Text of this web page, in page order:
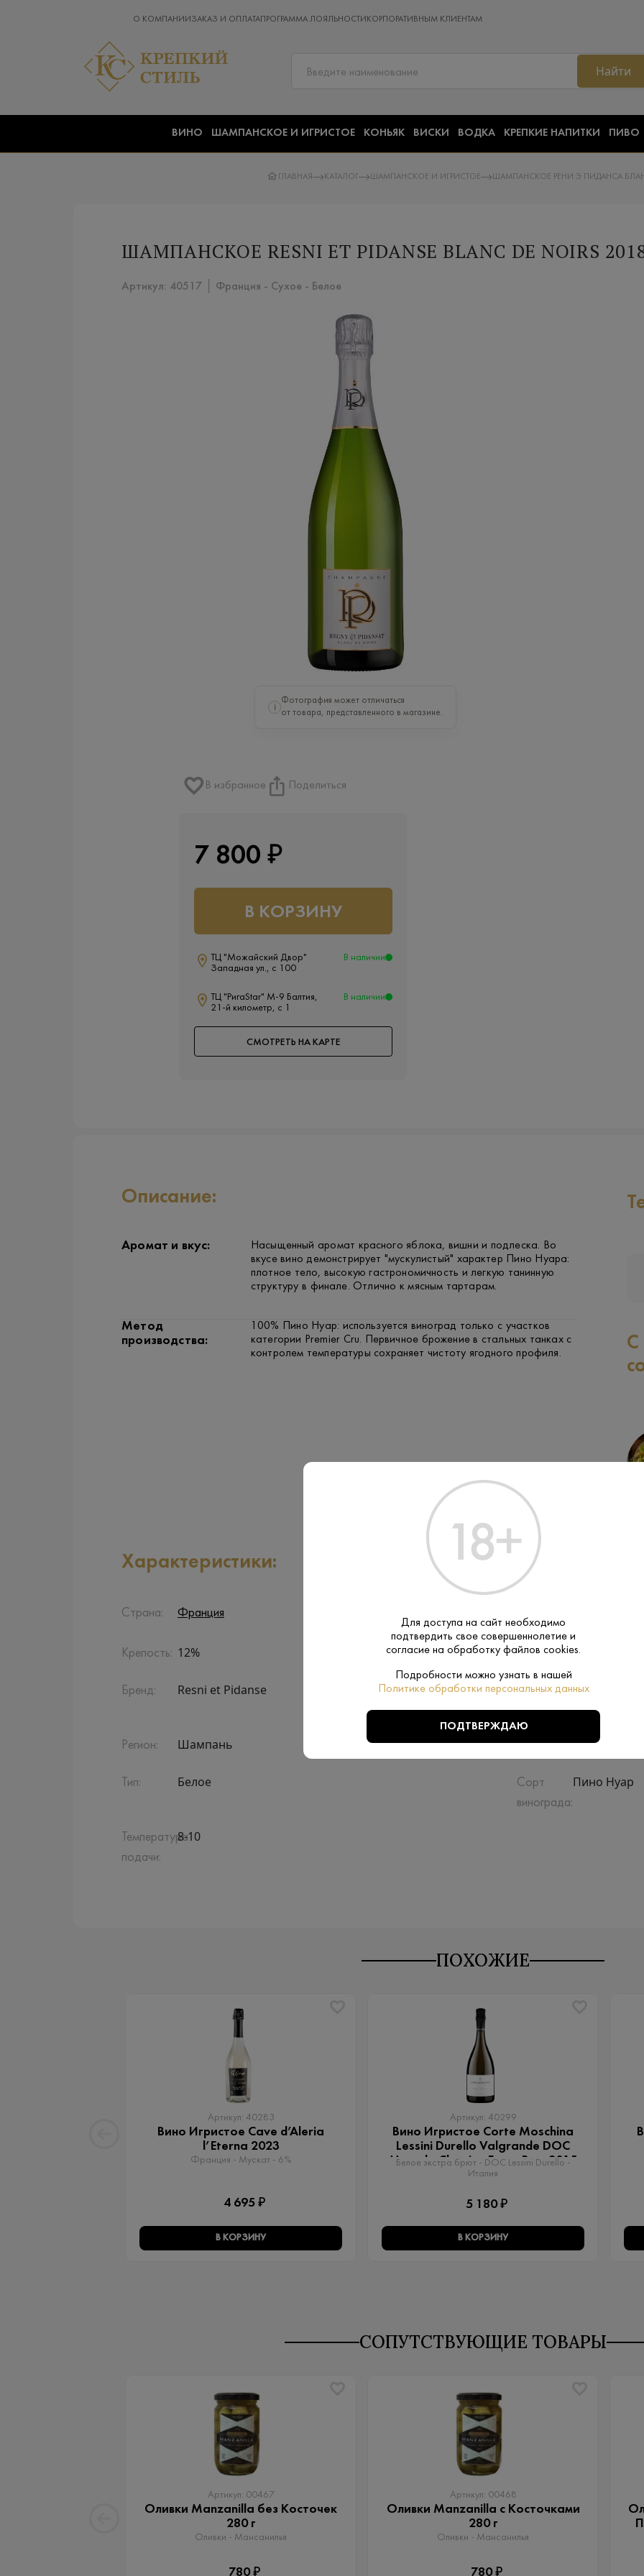
О КОМПАНИИ ЗАКАЗ И ОПЛАТАПРОГРАММА ЛОЯЛЬНОСТИ КОРПОРАТИВНЫМ КЛИЕНТАМ
Найти
ВИНО ШАМПАНСКОЕ И ИГРИСТОЕ КОНЬЯК ВИСКИ ВОДКА КРЕПКИЕ НАПИТКИ ПИВО
ГЛАВНАЯ КАТАЛОГ ШАМПАНСКОЕ И ИГРИСТОЕ ШАМПАНСКОЕ РЕНИ Э ПИДАНСА БЛАН
ШАМПАНСКОЕ RESNI ET PIDANSE BLANC DE NOIRS
Артикул: 40517 │ Франция - Сухое - Белое
i
Фотография может отличаться
от товара, представленного в магазине.
В избранное Поделиться
7 800 ₽
В КОРЗИНУ
ТЦ "Можайский Двор"
Западная ул., с 100
В наличии
ТЦ "РигаStar" М-9 Балтия,
21-й километр, с 1
В наличии
СМОТРЕТЬ НА КАРТЕ
Описание:
Аромат и вкус:
Насыщенный аромат красного яблока, вишни и подлеска. Во
вкусе вино демонстрирует "мускулистый" характер Пино Нуара:
плотное тело, высокую гастрономичность и легкую танинную
структуру в финале. Отлично к мясным тартарам.
Метод
производства:
100% Пино Нуар: используется виноград только с участков
категории Premier Cru. Первичное брожение в стальных танках с
контролем температуры сохраняет чистоту ягодного профиля.
С
ФРУКТЫ И ЯГОДЫ
Характеристики:
Страна: Франция
Крепость: 12% Сахар: Сухое
Бренд: Resni et Pidanse
Подарочная
упаковка:
Нет
Регион: Шампань Объем: 0.75 L
Тип: Белое
Сорт
винограда:
Пино Нуар
Температура
подачи:
8-10
ПОХОЖИЕ
Артикул: 40283
Вино Игристое Cave d’Aleria
l’Eterna 2023
Франция - Мускат - 6%
4 695 ₽
В КОРЗИНУ
Артикул: 40299
Вино Игристое Corte Moschina
Lessini Durello Valgrande DOC
Metodo Classico Extra Brut 2015
Белое экстра брют - DOC Lessini Durello -
Италия
5 180 ₽
В КОРЗИНУ
СОПУТСТВУЮЩИЕ ТОВАРЫ
Артикул: 00467
Оливки Manzanilla без Косточек
280 г
Оливки - Мансанилья
780 ₽
Артикул: 00468
Оливки Manzanilla с Косточками
280 г
Оливки - Мансанилья
780 ₽
Для доступа на сайт необходимо
подтвердить свое совершеннолетие и
согласие на обработку файлов cookies.
Подробности можно узнать в нашей
Политике обработки персональных данных
ПОДТВЕРЖДАЮ